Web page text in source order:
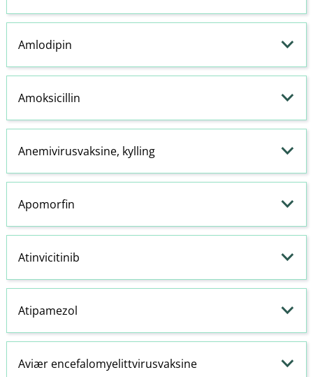
Amlodipin
Amoksicillin
Anemivirusvaksine, kylling
Apomorfin
Atinvicitinib
Atipamezol
Aviær encefalomyelittvirusvaksine